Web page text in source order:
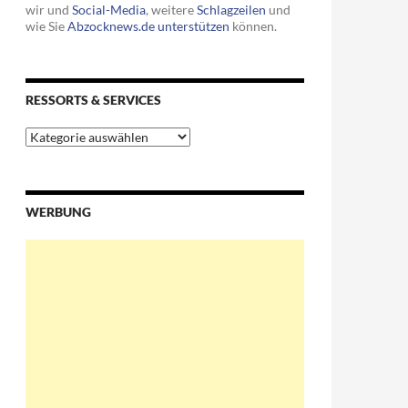
wir und Social-Media, weitereSchlagzeilen und
wie SieAbzocknews.de unterstützen können.
RESSORTS & SERVICES
Ressorts
&
WERBUNG